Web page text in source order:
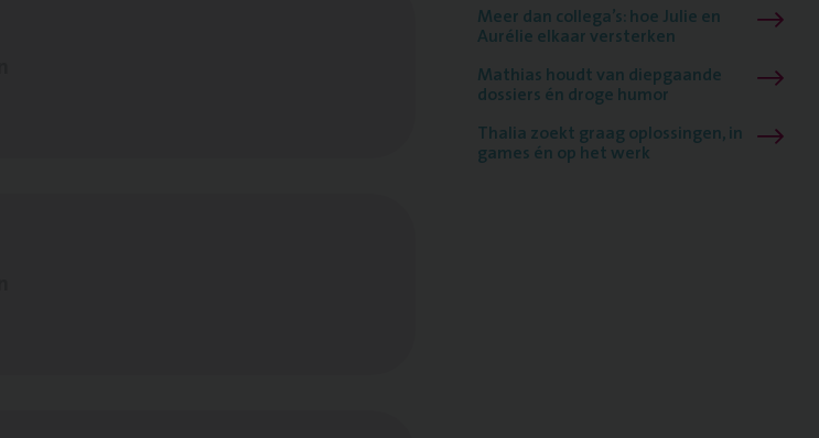
Meer dan collega’s: hoe Julie en
Aurélie elkaar versterken
Mathias houdt van diepgaande
dossiers én droge humor
Thalia zoekt graag oplossingen, in
games én op het werk